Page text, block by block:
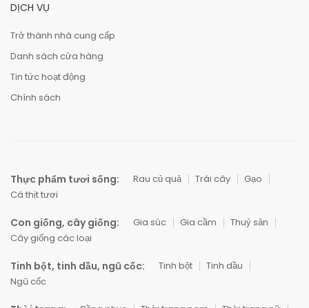
DỊCH VỤ
Trở thành nhà cung cấp
Danh sách cửa hàng
Tin tức hoạt động
Chính sách
Thực phẩm tươi sống: Rau củ quả Trái cây
Gạo
Cá thịt tươi
Con giống, cây giống: Gia súc Gia cầm
Thuỷ sản
Cây giống các loại
Tinh bột, tinh dầu, ngũ cốc: Tinh bột
Tinh dầu
Ngũ cốc